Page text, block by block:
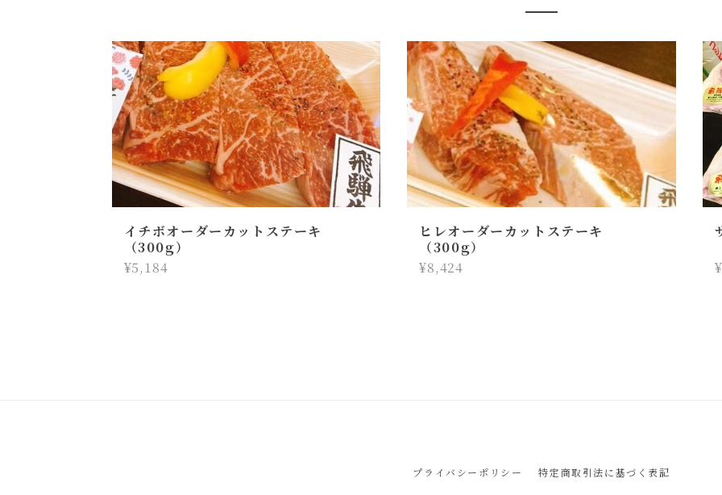
イチボオーダーカットステーキ
（300g）
¥5,184
ヒレオーダーカットステーキ
（300g）
¥8,424
プライバシーポリシー 特定商取引法に基づく表記